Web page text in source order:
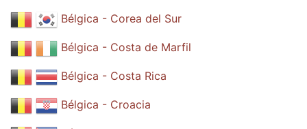
Bélgica - Corea del Sur
Bélgica - Costa de Marfil
Bélgica - Costa Rica
Bélgica - Croacia